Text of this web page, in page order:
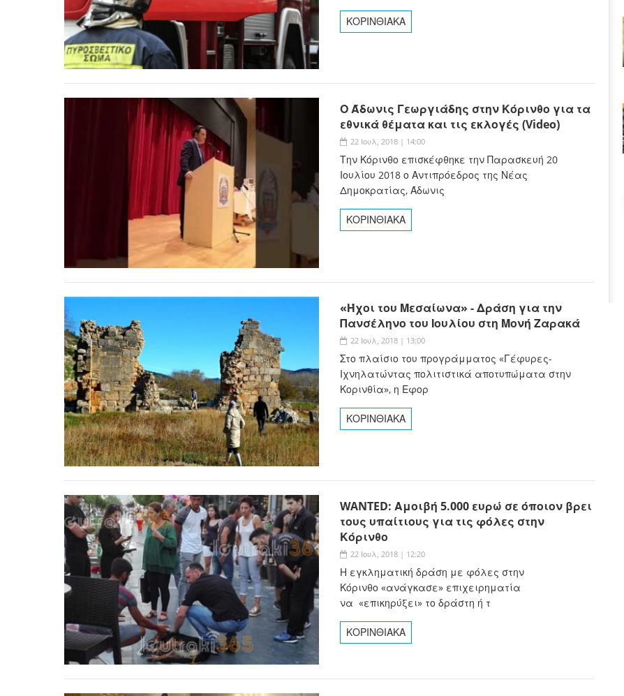
ΚΟΡΙΝΘΙΑΚΑ
Ο Άδωνις Γεωργιάδης στην Κόρινθο για τα
εθνικά θέματα και τις εκλογές (Video)
22 Ιουλ, 2018 | 14:00
Την Κόρινθο επισκέφθηκε την Παρασκευή 20
Ιουλίου 2018 ο Αντιπρόεδρος της Νέας
Δημοκρατίας, Άδωνις
ΚΟΡΙΝΘΙΑΚΑ
«Ήχοι του Μεσαίωνα» - Δράση για την
Πανσέληνο του Ιουλίου στη Μονή Ζαρακά
22 Ιουλ, 2018 | 13:00
Στο πλαίσιο του προγράμματος «Γέφυρες-
Ιχνηλατώντας πολιτιστικά αποτυπώματα στην
Κορινθία», η Εφορ
ΚΟΡΙΝΘΙΑΚΑ
WANTED: Αμοιβή 5.000 ευρώ σε όποιον βρει
τους υπαίτιους για τις φόλες στην
Κόρινθο
22 Ιουλ, 2018 | 12:20
Η εγκληματική δράση με φόλες στην
Κόρινθο «ανάγκασε» επιχειρηματία
να «επικηρύξει» το δράστη ή τ
ΚΟΡΙΝΘΙΑΚΑ